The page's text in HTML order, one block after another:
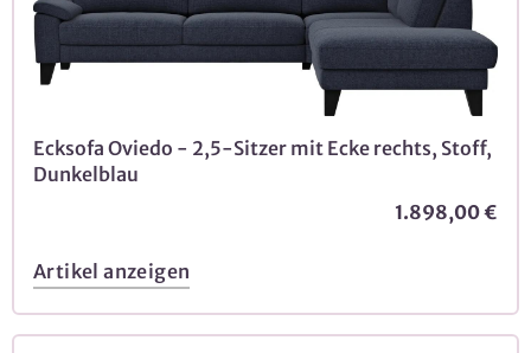
Ecksofa Oviedo - 2,5-Sitzer mit Ecke rechts, Stoff,
Dunkelblau
1.898,00 €
Artikel anzeigen